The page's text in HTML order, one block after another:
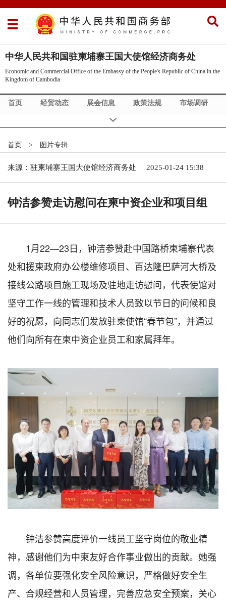
中华人民共和国驻柬埔寨王国大使馆经济商务处
Economic and Commercial Office of the Embassy of the People's Republic of China in the
Kingdom of Cambodia
首页 经贸动态 展会信息 政策法规 市场调研
首页 > 图片专辑
来源：驻柬埔寨王国大使馆经济商务处 2025-01-24 15:38
钟洁参赞走访慰问在柬中资企业和项目组
1月22—23日，钟洁参赞赴中国路桥柬埔寨代表
处和援柬政府办公楼维修项目、百达隆巴萨河大桥及
接线公路项目施工现场及驻地走访慰问，代表使馆对
坚守工作一线的管理和技术人员致以节日的问候和良
好的祝愿，向同志们发放驻柬使馆“春节包”，并通过
他们向所有在柬中资企业员工和家属拜年。
钟洁参赞高度评价一线员工坚守岗位的敬业精
神，感谢他们为中柬友好合作事业做出的贡献。她强
调，各单位要强化安全风险意识，严格做好安全生
产、合规经营和人员管理，完善应急安全预案，关心